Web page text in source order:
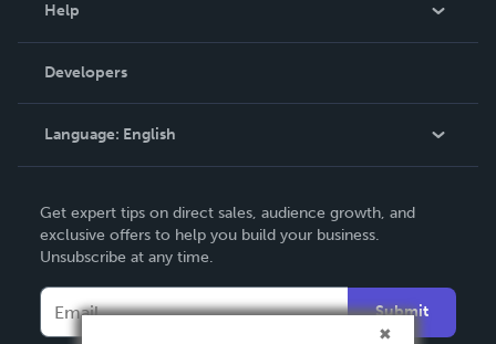
Podcast
Help
Order Lookup
Knowledge Base
Contact Support
Developers
Language: English
Deutsch
Français
Español
Get expert tips on direct sales, audience growth, and
exclusive offers to help you build your business.
Unsubscribe at any time.
Submit